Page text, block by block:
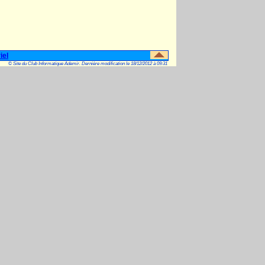
© Site du Club Informatique Ademir. Dernière modification le 18/12/2012 à 09:31